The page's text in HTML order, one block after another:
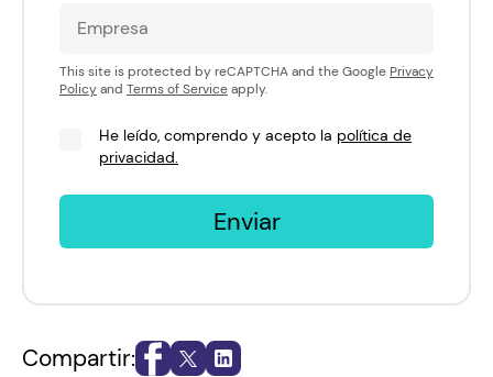
This site is protected by reCAPTCHA and the Google Privacy
Policyand Terms of Serviceapply.
He leído, comprendo y acepto la política de
privacidad.
Enviar
Compartir: